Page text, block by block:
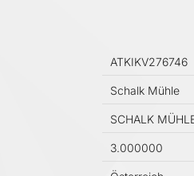
ATKIKV276746
Schalk Mühle
SCHALK
3.000000